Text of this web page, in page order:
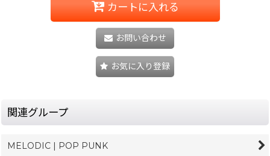
カートに入れる
お問い合わせ
お気に入り登録
関連グループ
MELODIC | POP PUNK